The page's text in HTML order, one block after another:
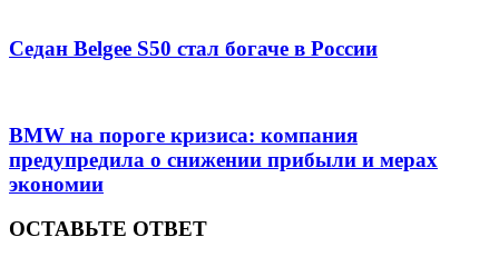
Седан Belgee S50 стал богаче в России
BMW на пороге кризиса: компания
предупредила о снижении прибыли и мерах
экономии
ОСТАВЬТЕ ОТВЕТ